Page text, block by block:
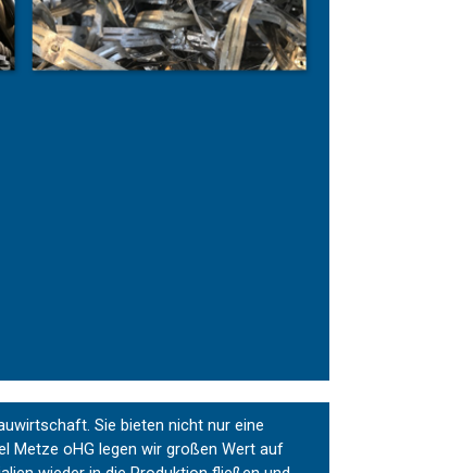
Sie bieten nicht nur eine
Metze oHG legen wir großen Wert auf